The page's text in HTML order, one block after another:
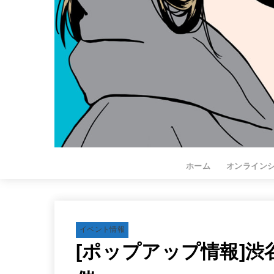
ホーム オンライン
イベント情報
[ポップアップ情報]渋